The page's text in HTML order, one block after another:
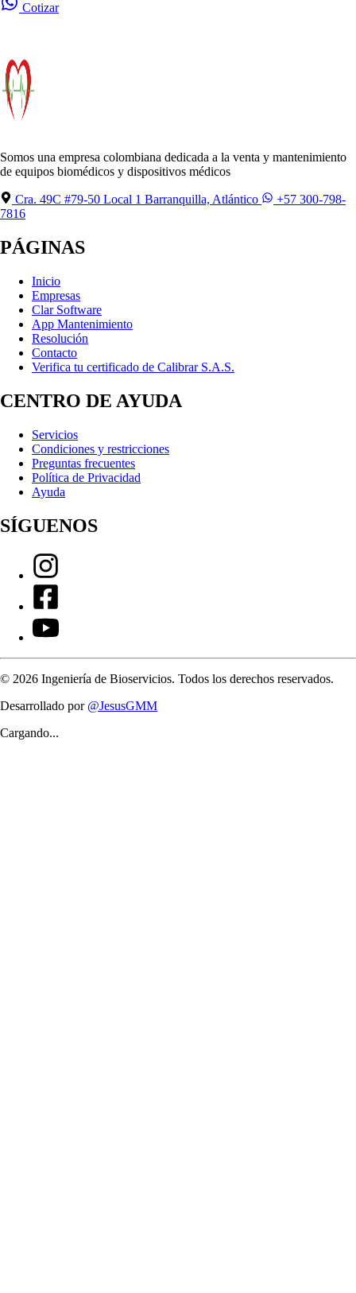
Cotizar
Somos una empresa colombiana dedicada a la venta y mantenimiento
de equipos biomédicos y dispositivos médicos
Cra. 49C #79-50 Local 1 Barranquilla, Atlántico
+57 300-798-
7816
PÁGINAS
Inicio
Empresas
Clar Software
App Mantenimiento
Resolución
Contacto
Verifica tu certificado de Calibrar S.A.S.
CENTRO DE AYUDA
Servicios
Condiciones y restricciones
Preguntas frecuentes
Política de Privacidad
Ayuda
SÍGUENOS
© 2026 Ingeniería de Bioservicios. Todos los derechos reservados.
Desarrollado por @JesusGMM
Cargando...